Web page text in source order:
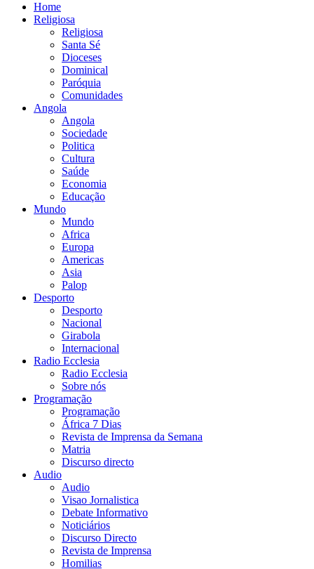
Home
Religiosa
Religiosa
Santa Sé
Dioceses
Dominical
Paróquia
Comunidades
Angola
Angola
Sociedade
Politica
Cultura
Saúde
Economia
Educação
Mundo
Mundo
Africa
Europa
Americas
Asia
Palop
Desporto
Desporto
Nacional
Girabola
Internacional
Radio Ecclesia
Radio Ecclesia
Sobre nós
Programação
Programação
África 7 Dias
Revista de Imprensa da Semana
Matria
Discurso directo
Audio
Audio
Visao Jornalistica
Debate Informativo
Noticiários
Discurso Directo
Revista de Imprensa
Homilias